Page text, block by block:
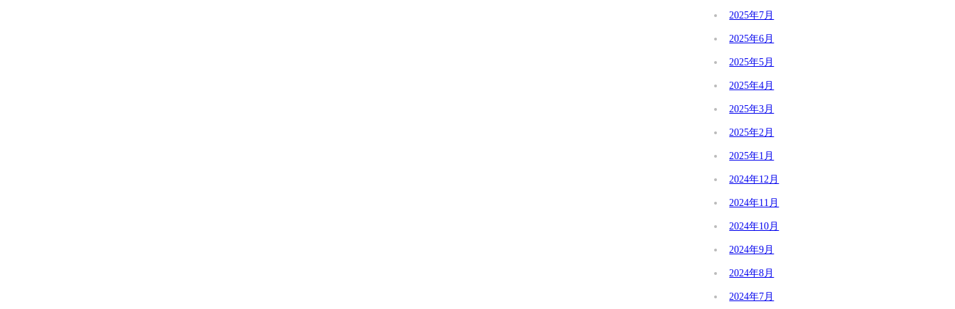
2025年7月
2025年6月
2025年5月
2025年4月
2025年3月
2025年2月
2025年1月
2024年12月
2024年11月
2024年10月
2024年9月
2024年8月
2024年7月